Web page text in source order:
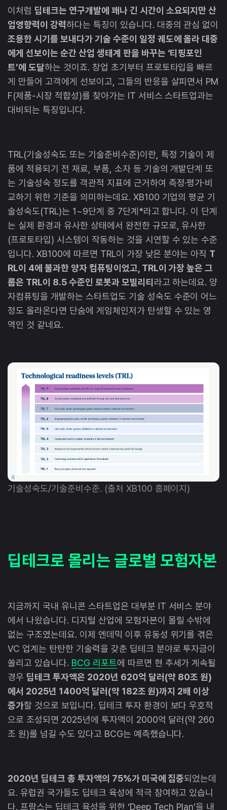
이처럼 딥테크는 연구개발에 꽤나 긴 시간이 소요되지만 산
업영향력이 강력하다는 특징이 있습니다. 대중의 관심 없이
조용한 시기를 보내다가 기술 수준이 일정 궤도에 올라 대중
에게 선보이는 순간 산업 생태계 판을 바꾸는 ‘티핑포인
트’에 도달하는 것이죠. 창업 초기부터 프로토타입을 빠르
게 만들어 고객에게 선보이고, 그들의 반응을 살피면서 PM
F(제품-시장 적합성)를 찾아가는 IT 서비스 스타트업과는
대비되는 특징입니다.
TRL(기술성숙도 또는 기술준비수준)이란, 특정 기술이 제
품에 적용되기 전 재료, 부품, 소자 등 기술의 개발단계 또
는 기술성숙 정도를 객관적 지표에 근거하여 측정·평가·비
교하기 위한 기준을 의미하는데요. XB100 기업의 평균 기
술성숙도(TRL)는 1~9단계 중 7단계*라고 합니다. 이 단계
는 실제 환경과 유사한 상태에서 완전한 규모로, 유사한
(프로토타입) 시스템이 작동하는 것을 시연할 수 있는 수준
입니다. XB100에 따르면 TRL이 가장 낮은 분야는 아직 T
RL이 4에 불과한 양자 컴퓨팅이었고, TRL이 가장 높은 그
룹은 TRL이 8.5 수준인 로봇과 모빌리티 라고 하는데요. 양
자컴퓨팅을 개발하는 스타트업도 기술 성숙도 수준이 어느
정도 올라온다면 단숨에 게임체인저가 탄생할 수 있는 영
역인 것 같네요.
기술성숙도/기술준비수준. (출처 XB100 홈페이지)
딥테크로 몰리는 글로벌 모험자본
지금까지 국내 유니콘 스타트업은 대부분 IT 서비스 분야
에서 나왔습니다. 디지털 산업에 모험자본이 몰릴 수밖에
없는 구조였는데요. 이제 엔데믹 이후 유동성 위기를 겪은
VC 업계는 탄탄한 기술력을 갖춘 딥테크 분야로 투자금이
쏠리고 있습니다. BCG 리포트에 따르면 현 추세가 계속될
경우 딥테크 투자액은 2020년 620억 달러(약 80조 원)
에서 2025년 1400억 달러(약 182조 원)까지 2배 이상
증가할 것으로 보입니다. 딥테크 투자 환경이 보다 우호적
으로 조성되면 2025년에 투자액이 2000억 달러(약 260
조 원)를 넘길 수도 있다고 BCG는 예측했습니다.
2020년 딥테크 총 투자액의 75%가 미국에 집중되었는데
요. 유럽권 국가들도 딥테크 육성에 적극 참여하고 있습니
다. 프랑스는 딥테크 육성을 위한 ‘Deep Tech Plan’을 내